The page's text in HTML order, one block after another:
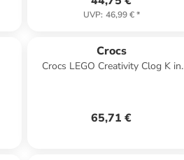
UVP: 46,99 €*
Crocs
Crocs LEGO Creativity Clog K in
65,71 €